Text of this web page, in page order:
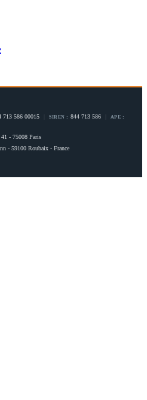
713 586 00015 SIREN : 844 713 586 APE :
- 75008 Paris
- 59100 Roubaix - France